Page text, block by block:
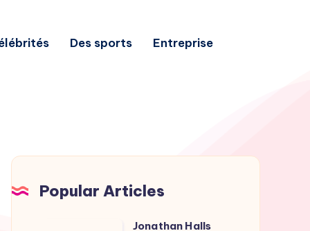
Des sports
Entreprise
Popular Articles
Jonathan Halls